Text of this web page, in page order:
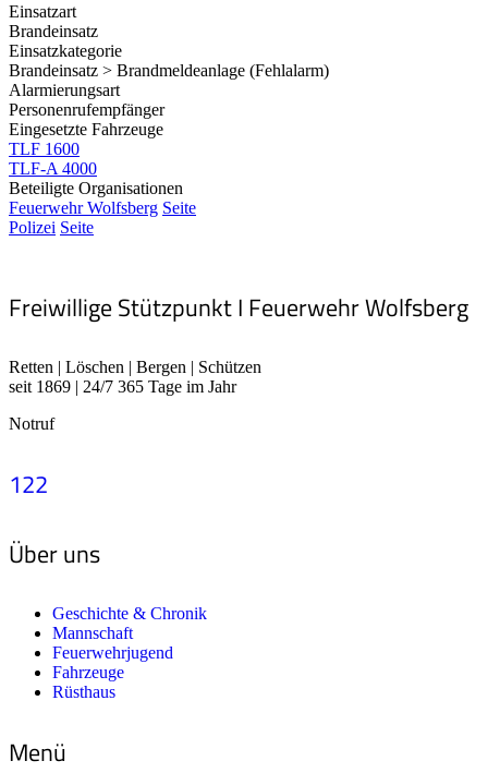
Einsatzart
Brandeinsatz
Einsatzkategorie
Brandeinsatz > Brandmeldeanlage (Fehlalarm)
Alarmierungsart
Personenrufempfänger
Eingesetzte Fahrzeuge
TLF 1600
TLF-A 4000
Beteiligte Organisationen
Feuerwehr Wolfsberg Seite
Polizei Seite
Freiwillige Stützpunkt I Feuerwehr Wolfsberg
Retten | Löschen | Bergen | Schützen
seit 1869 | 24/7 365 Tage im Jahr
Notruf
122
Über uns
Geschichte & Chronik
Mannschaft
Feuerwehrjugend
Fahrzeuge
Rüsthaus
Menü